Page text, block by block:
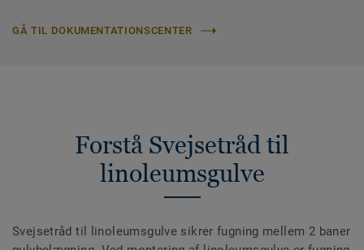
GÅ TIL DOKUMENTATIONSCENTER
Forstå Svejsetråd til
linoleumsgulve
Svejsetråd til linoleumsgulve sikrer fugning mellem 2 baner